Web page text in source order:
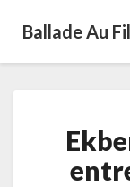
Ballade Au